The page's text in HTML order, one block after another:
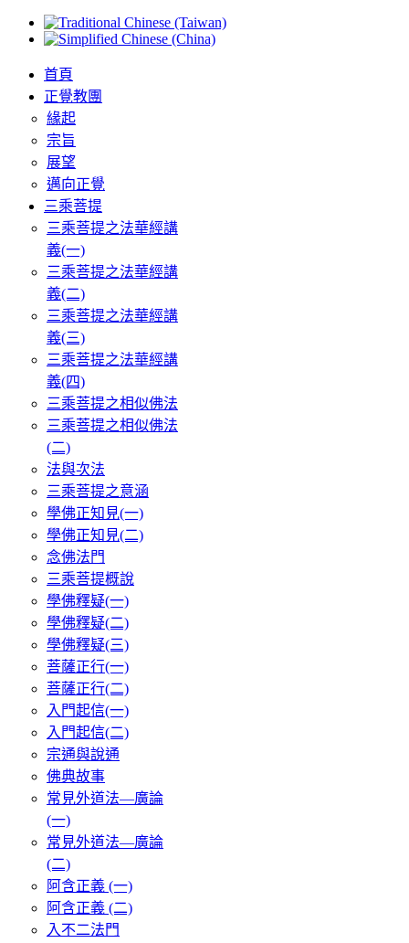
首頁
正覺教團
緣起
宗旨
展望
邁向正覺
三乘菩提
三乘菩提之法華經講
義(一)
三乘菩提之法華經講
義(二)
三乘菩提之法華經講
義(三)
三乘菩提之法華經講
義(四)
三乘菩提之相似佛法
三乘菩提之相似佛法
(二)
法與次法
三乘菩提之意涵
學佛正知見(一)
學佛正知見(二)
念佛法門
三乘菩提概說
學佛釋疑(一)
學佛釋疑(二)
學佛釋疑(三)
菩薩正行(一)
菩薩正行(二)
入門起信(一)
入門起信(二)
宗通與說通
佛典故事
常見外道法—廣論
(一)
常見外道法—廣論
(二)
阿含正義 (一)
阿含正義 (二)
入不二法門